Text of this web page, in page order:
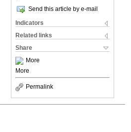
Send this article by e-mail
Indicators
Related links
Share
More
More
Permalink